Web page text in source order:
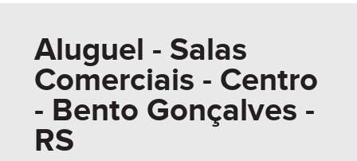
Aluguel - Salas
Comerciais - Centro
- Bento Gonçalves -
RS